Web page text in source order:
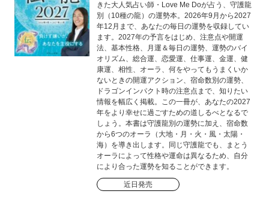
きた大人気占い師・Love Me Doが占う、守護龍
別（10種の龍）の運勢本。2026年9月から2027
年12月まで、あなたの毎日の運勢を収録してい
ます。2027年の予言をはじめ、注意点や開運
法、基本性格、月運＆毎日の運勢、運勢のバイ
オリズム、総合運、恋愛運、仕事運、金運、健
康運、相性、オーラ、何をやってもうまくいか
ないときの開運アクション、宿命数別の運勢、
ドラゴンインパクト時の注意点まで、知りたい
情報を幅広く掲載。この一冊が、あなたの2027
年をより幸せに過ごすための道しるべとなるで
しょう。本書は守護龍別の運勢に加え、宿命数
から6つのオーラ（大地・月・火・風・太陽・
海）を導き出します。同じ守護龍でも、まとう
オーラによって性格や運命は異なるため、自分
により合った運勢を知ることができます。
近日発売